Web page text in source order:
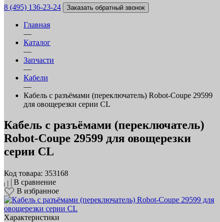
8 (495) 136-23-24 Заказать обратный звонок
Главная
—
Каталог
—
Запчасти
—
Кабели
—
Кабель с разъёмами (переключатель) Robot-Coupe 29599
для овощерезки серии CL
Кабель с разъёмами (переключатель)
Robot-Coupe 29599 для овощерезки
серии CL
Код товара: 353168
В сравнение
В избранное
Характеристики